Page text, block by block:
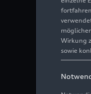
Wirkung
sowie